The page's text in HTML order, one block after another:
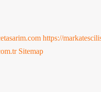
https://
Sitemap